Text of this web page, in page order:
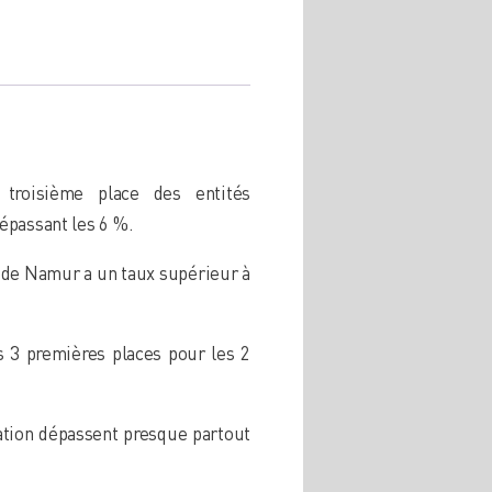
place des entités
les 6 %.
Namur a un taux supérieur à
premières places pour les 2
dépassent presque partout